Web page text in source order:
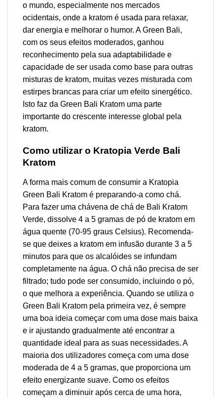
o mundo, especialmente nos mercados
ocidentais, onde a kratom é usada para relaxar,
dar energia e melhorar o humor. A Green Bali,
com os seus efeitos moderados, ganhou
reconhecimento pela sua adaptabilidade e
capacidade de ser usada como base para outras
misturas de kratom, muitas vezes misturada com
estirpes brancas para criar um efeito sinergético.
Isto faz da Green Bali Kratom uma parte
importante do crescente interesse global pela
kratom.
Como utilizar o Kratopia Verde Bali
Kratom
A forma mais comum de consumir a Kratopia
Green Bali Kratom é preparando-a como chá.
Para fazer uma chávena de chá de Bali Kratom
Verde, dissolve 4 a 5 gramas de pó de kratom em
água quente (70-95 graus Celsius). Recomenda-
se que deixes a kratom em infusão durante 3 a 5
minutos para que os alcalóides se infundam
completamente na água. O chá não precisa de ser
filtrado; tudo pode ser consumido, incluindo o pó,
o que melhora a experiência. Quando se utiliza o
Green Bali Kratom pela primeira vez, é sempre
uma boa ideia começar com uma dose mais baixa
e ir ajustando gradualmente até encontrar a
quantidade ideal para as suas necessidades. A
maioria dos utilizadores começa com uma dose
moderada de 4 a 5 gramas, que proporciona um
efeito energizante suave. Como os efeitos
começam a diminuir após cerca de uma hora,